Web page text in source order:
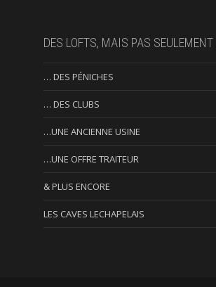
DES LOFTS, MAIS PAS SEULEMENT …
… DES PÉNICHES
… DES CLUBS
…UNE ANCIENNE USINE
…UNE OFFRE TRAITEUR
& PLUS ENCORE
LES CAVES LECHAPELAIS